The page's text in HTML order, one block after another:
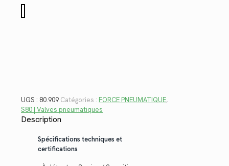
de
UGS : 80.909 Catégories : FORCE PNEUMATIQUE,
S80 | Valves pneumatiques
Description
Spécifications techniques et
certifications